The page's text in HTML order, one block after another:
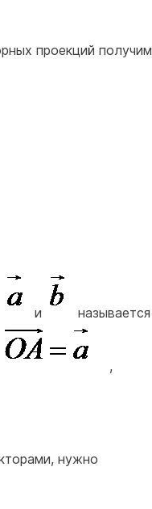
проекций получим
и называется
,
нужно